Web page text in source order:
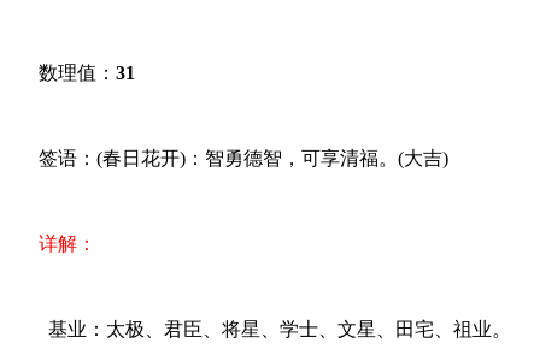
数理值： 31
签语：(春日花开)：智勇德智，可享清福。(大吉)
详解：
基业：太极、君臣、将星、学士、文星、田宅、祖业。